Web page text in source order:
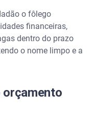
o fôlego
financeiras,
dentro do prazo
o nome limpo e a